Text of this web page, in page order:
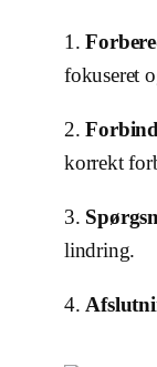
1.
fokuseret
2.
korrekt
3.
lindring.
4.